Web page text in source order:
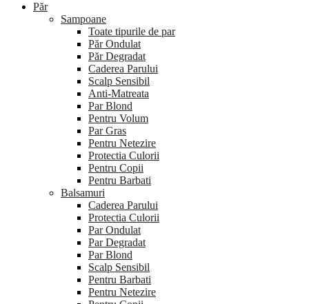
Păr
Sampoane
Toate tipurile de par
Păr Ondulat
Păr Degradat
Caderea Parului
Scalp Sensibil
Anti-Matreata
Par Blond
Pentru Volum
Par Gras
Pentru Netezire
Protectia Culorii
Pentru Copii
Pentru Barbati
Balsamuri
Caderea Parului
Protectia Culorii
Par Ondulat
Par Degradat
Par Blond
Scalp Sensibil
Pentru Barbati
Pentru Netezire